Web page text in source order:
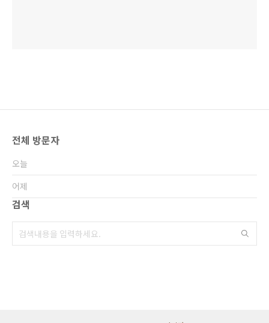
전체 방문자
오늘
어제
검색